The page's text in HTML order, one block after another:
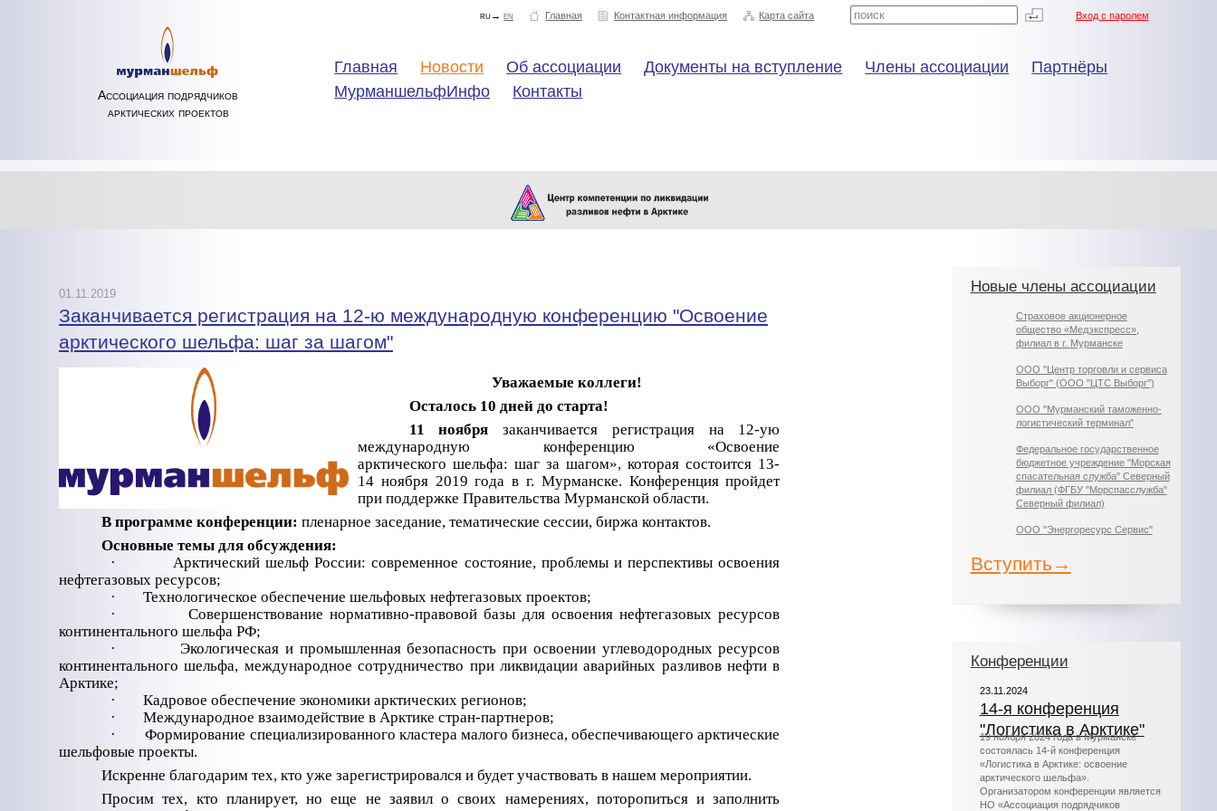
Ассоциация подрядчиков
арктических проектов
Вход с паролем
Карта сайта
Контактная информация
Главная
ru→en
Главная Новости Об ассоциации Документы на вступление Члены ассоциации
Партнёры
МурманшельфИнфо
Контакты
Новые члены ассоциации
Страховое акционерное
общество «Медэкспресс»,
филиал в г. Мурманске
ООО "Центр торговли и сервиса
Выборг" (ООО "ЦТС Выборг")
ООО "Мурманский таможенно-
логистический терминал"
Федеральное государственное
бюджетное учреждение "Морская
спасательная служба" Северный
филиал (ФГБУ "Морспасслужба"
Северный филиал)
ООО "Энергоресурс Сервис"
Вступить→
Конференции
23.11.2024
14-я конференция
"Логистика в Арктике"
19 ноября 2024 года в Мурманске
состоялась 14-й конференция
«Логистика в Арктике: освоение
арктического шельфа».
Организатором конференции является
НО «Ассоциация подрядчиков
01.11.2019
Заканчивается регистрация на 12-ю международную конференцию "Освоение
арктического шельфа: шаг за шагом"
Уважаемые коллеги!
Осталось 10 дней до старта!
11 ноябрязаканчивается регистрация на 12-ую
международную конференцию «Освоение
арктического шельфа: шаг за шагом», которая состоится 13-
14 ноября 2019 года в г. Мурманске. Конференция пройдет
при поддержке Правительства Мурманской области.
В программе конференции: пленарное заседание, тематические сессии, биржа контактов.
Основные темы для обсуждения:
·
­Арктический шельф России: современное состояние, проблемы и перспективы освоения
нефтегазовых ресурсов;
·
­Технологическое обеспечение шельфовых нефтегазовых проектов;
·
­Совершенствование нормативно-правовой базы для освоения нефтегазовых ресурсов
континентального шельфа РФ;
·
Экологическая и промышленная безопасность при освоении углеводородных ресурсов
континентального шельфа, международное сотрудничество при ликвидации аварийных разливов нефти в
Арктике;
·
­Кадровое обеспечение экономики арктических регионов;
·
­Международное взаимодействие в Арктике стран-партнеров;
·
Формирование специализированного кластера малого бизнеса, обеспечивающего арктические
шельфовые проекты.
Искренне благодарим тех, кто уже зарегистрировался и будет участвовать в нашем мероприятии.
Просим тех, кто планирует, но еще не заявил о своих намерениях, поторопиться и заполнить